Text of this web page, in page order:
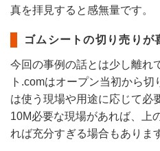
真を拝見すると感無量です。
ゴムシートの切り売りが
今回の事例の話とは少し離れ
ト.comはオープン当初から
は使う現場や用途に応じて必
10M必要な現場があれば、上
れば充分すぎる場合もありま